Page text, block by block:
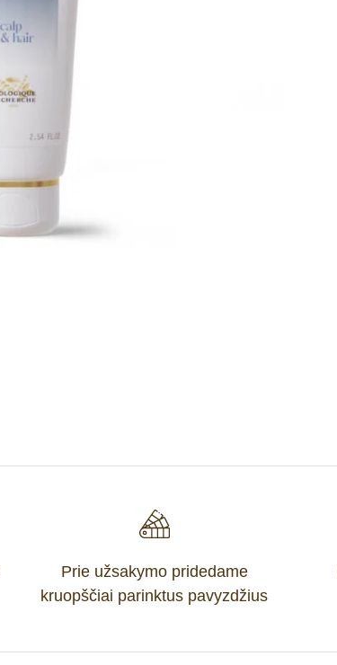
Prie užsakymo pridedame
kruopščiai parinktus pavyzdžius